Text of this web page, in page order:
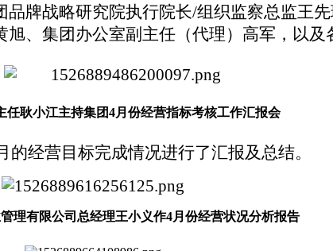
品牌战略研究院执行院长/组织监察总监王
、集团办公室副主任（代理）高军，以及
任耿小江主持集团4月 份经营指标考核工作汇报会
的经营目标完成情况进行了汇报及总结。
理有限公司总经理王小义作4月份经营状况分析报告